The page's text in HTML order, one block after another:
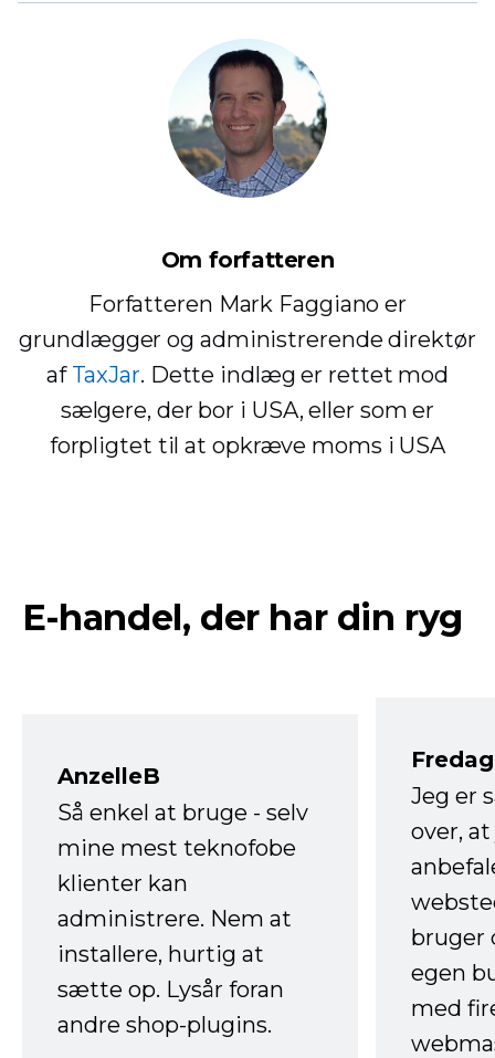
Om forfatteren
Forfatteren Mark Faggiano er
grundlægger og administrerende direktør
af TaxJar. Dette indlæg er rettet mod
sælgere, der bor i USA, eller som er
forpligtet til at opkræve moms i USA
E-handel, der har din ryg
AnzelleB
Så enkel at bruge - selv
mine mest teknofobe
klienter kan
administrere. Nem at
installere, hurtig at
sætte op. Lysår foran
andre shop-plugins.
Jeg er
over,
bruger
egen
med